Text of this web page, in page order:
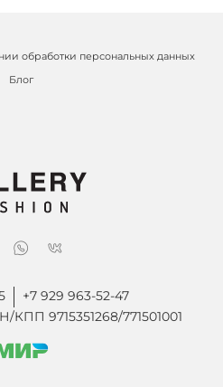
обработки персональных данных
Блог
+7 929 963-52-47
9715351268/771501001